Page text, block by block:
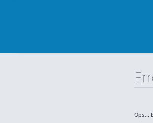
Ops...